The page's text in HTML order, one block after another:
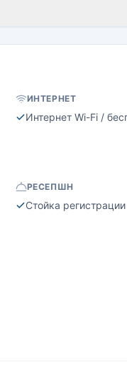
ИНТЕРНЕТ
Интернет Wi-Fi /
РЕСЕПШН
Стойка